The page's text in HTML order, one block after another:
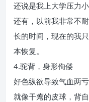
还说是我上大学压力
还有，以前我非常不
长的时间，现在的我
本恢复。
4.驼背，身形佝偻
好色纵欲导致气血两
就像干瘪的皮球，背